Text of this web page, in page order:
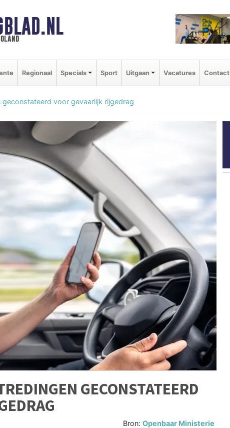
Regionaal Specials Sport Uitgaan Vacatures Contact
voor gevaarlijk rijgedrag
GECONSTATEERD
Bron:Openbaar Ministerie